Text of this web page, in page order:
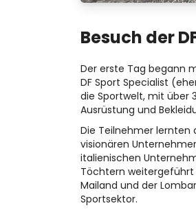
Besuch der
Der erste Tag begann
DF Sport Specialist
die Sportwelt, mit über
Ausrüstung und
Die Teilnehmer lernten
visionären
italienischen
Töchtern weitergeführt
Mailand und der
Sportsektor.